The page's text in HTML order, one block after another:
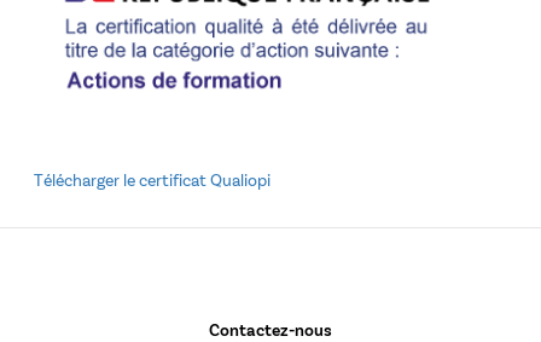
Télécharger le certificat Qualiopi
Contactez-nous